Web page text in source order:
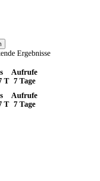
Ergebnisse
T
Aufrufe
7 Tage
T
Aufrufe
7 Tage